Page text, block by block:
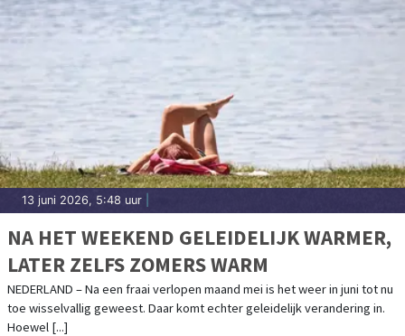
13 juni 2026, 5:48 uur
NA HET WEEKEND GELEIDELIJK WARMER,
LATER ZELFS ZOMERS WARM
NEDERLAND – Na een fraai verlopen maand mei is het weer in juni tot nu
toe wisselvallig geweest. Daar komt echter geleidelijk verandering in.
Hoewel [...]